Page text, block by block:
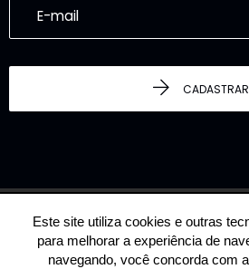
CADASTRAR
© 2026 - LUXURY REAL ESTATE
Todos os Direitos
Este site utiliza cookies e outras
para melhorar a experiência de
navegando, você concorda com